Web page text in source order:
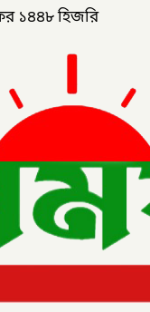
১৪৪৮ হিজরি